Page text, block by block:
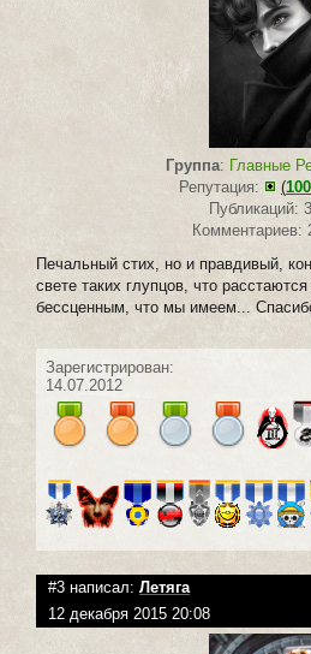
Группа: Главные
Репутация:
(
Публикаций:
Комментариев:
Печальный стих, но и правдивый,
свете таких глупцов, что
бессценным, что мы имеем...
Зарегистрирован:
14.07.2012
#3 написал: Летяга
12 декабря 2015 20:08